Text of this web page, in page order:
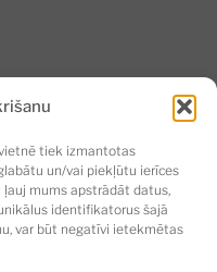
tiek izmantotas
un/vai piekļūtu ierīces
mums apstrādāt datus,
identifikatorus šajā
var būt negatīvi ietekmētas